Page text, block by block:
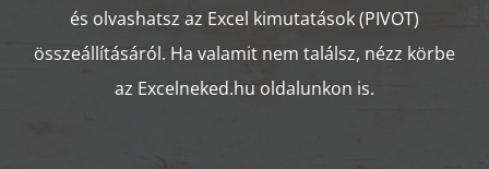
és olvashatsz az Excel kimutatások (PIVOT)
összeállításáról. Ha valamit nem találsz, nézz körbe
az Excelneked.hu oldalunkon is.